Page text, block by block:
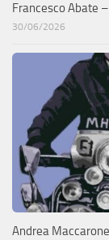
Francesco Abate
30/06/2026
Andrea